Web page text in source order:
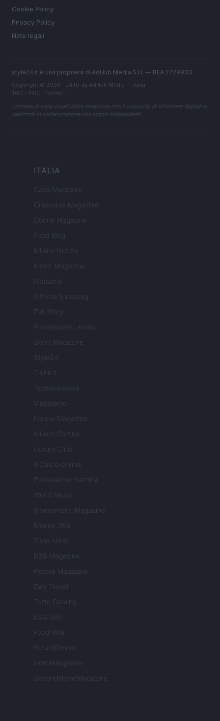
Cookie Policy
Privacy Policy
Note legali
style24.it è una proprietà di AdHub Media S.r.l. — REA 2729933
Copyright © 2026 · Edito da AdHub Media — Italia
Tutti i diritti riservati
I contenuti sono curati dalla redazione con il supporto di strumenti digitali e
realizzati in collaborazione con autori indipendenti.
ITALIA
Casa Magazine
Cineverse Magazine
Donne Magazine
Food Blog
Milano Notizie
Motor Magazine
Notizie.it
Offerte Shopping
Pet Story
Professione Lavoro
Sport Magazine
Style24
Think.it
Tuobenessere
Viaggiamo
Nonne Magazine
Milano Cortina
Luxury Club
Il Calcio Online
Professione mamma
World Music
Investimenti Magazine
Money 365
Zona Nerd
B2B Magazine
People Magazine
Day Travel
Tutto Gaming
ESG 365
Food Wiki
FuturoDonna
HomeMagazine
SecondHomeMagazine